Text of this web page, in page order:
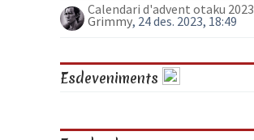
Calendari d'advent otaku 2023
Grimmy, 24 des. 2023, 18:49
Esdeveniments